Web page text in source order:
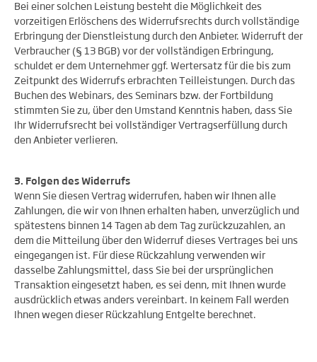
Bei einer solchen Leistung besteht die Möglichkeit des
vorzeitigen Erlöschens des Widerrufsrechts durch vollständige
Erbringung der Dienstleistung durch den Anbieter. Widerruft der
Verbraucher (§ 13 BGB) vor der vollständigen Erbringung,
schuldet er dem Unternehmer ggf. Wertersatz für die bis zum
Zeitpunkt des Widerrufs erbrachten Teilleistungen. Durch das
Buchen des Webinars, des Seminars bzw. der Fortbildung
stimmten Sie zu, über den Umstand Kenntnis haben, dass Sie
Ihr Widerrufsrecht bei vollständiger Vertragserfüllung durch
den Anbieter verlieren.
3. Folgen des Widerrufs
Wenn Sie diesen Vertrag widerrufen, haben wir Ihnen alle
Zahlungen, die wir von Ihnen erhalten haben, unverzüglich und
spätestens binnen 14 Tagen ab dem Tag zurückzuzahlen, an
dem die Mitteilung über den Widerruf dieses Vertrages bei uns
eingegangen ist. Für diese Rückzahlung verwenden wir
dasselbe Zahlungsmittel, dass Sie bei der ursprünglichen
Transaktion eingesetzt haben, es sei denn, mit Ihnen wurde
ausdrücklich etwas anders vereinbart. In keinem Fall werden
Ihnen wegen dieser Rückzahlung Entgelte berechnet.